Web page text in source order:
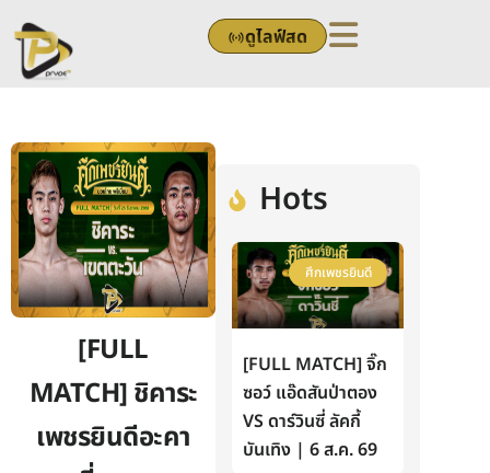
to
content
ดูไลฟ์สด
[FULL
MATCH] ชิคาระ
เพชรยินดีอะคา
Hots
ศึกเพชรยินดี
[FULL MATCH] จิ๊ก
ซอว์ แอ๊ดสันป่าตอง
VS ดาร์วินซี่ ลัคกี้
บันเทิง | 6 ส.ค. 69